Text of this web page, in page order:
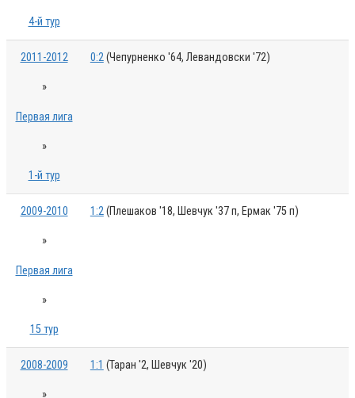
4-й тур
2011-2012
»
Первая лига
»
1-й тур
0:2(Чепурненко '64, Левандовски '72)
2009-2010
»
Первая лига
»
15 тур
1:2(Плешаков '18, Шевчук '37 п, Ермак '75 п)
2008-2009
»
1:1 (Таран '2, Шевчук '20)